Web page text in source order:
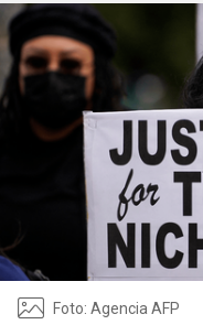
Foto: Agencia AFP